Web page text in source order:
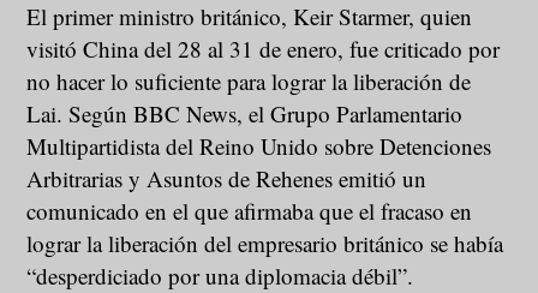
El primer ministro británico, Keir Starmer, quien
visitó China del 28 al 31 de enero, fue criticado por
no hacer lo suficiente para lograr la liberación de
Lai. Según BBC News, el Grupo Parlamentario
Multipartidista del Reino Unido sobre Detenciones
Arbitrarias y Asuntos de Rehenes emitió un
comunicado en el que afirmaba que el fracaso en
lograr la liberación del empresario británico se había
“desperdiciado por una diplomacia débil”.